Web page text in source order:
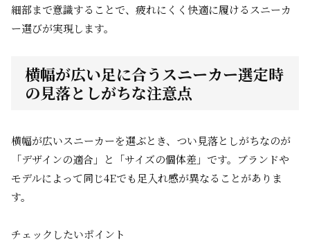
細部まで意識することで、疲れにくく快適に履けるスニーカ
ー選びが実現します。
横幅が広い足に合うスニーカー選定時
の見落としがちな注意点
横幅が広いスニーカーを選ぶとき、つい見落としがちなのが
「デザインの適合」と「サイズの個体差」です。ブランドや
モデルによって同じ4Eでも足入れ感が異なることがありま
す。
チェックしたいポイント